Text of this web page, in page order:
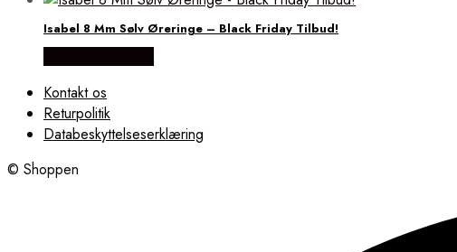
Isabel 8 Mm Sølv Øreringe – Black Friday Tilbud!
Kontakt os
Returpolitik
Databeskyttelseserklæring
© Shoppen